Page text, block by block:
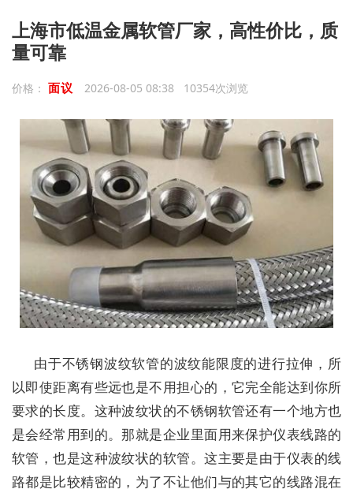
上海市低温金属软管厂家，高性价比，质
量可靠
价格： 面议 2026-08-05 08:38 10354次浏览
由于不锈钢波纹软管的波纹能限度的进行拉伸，所
以即使距离有些远也是不用担心的，它完全能达到你所
要求的长度。这种波纹状的不锈钢软管还有一个地方也
是会经常用到的。那就是企业里面用来保护仪表线路的
软管，也是这种波纹状的软管。这主要是由于仪表的线
路都是比较精密的，为了不让他们与的其它的线路混在